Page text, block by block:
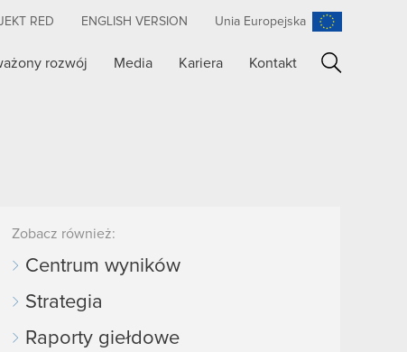
RED ENGLISH VERSION Unia Europejska
rozwój Media Kariera Kontakt
Zobacz również:
Centrum wyników
Strategia
Raporty giełdowe